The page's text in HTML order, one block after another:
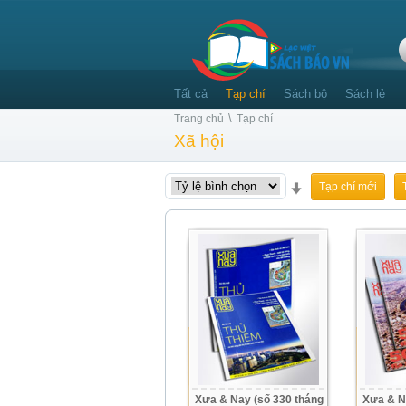
Tất cả Tạp chí Sách bộ Sách lẻ
Trang chủ \ Tạp chí
Xã hội
Tạp chí mới
Xưa & Nay (số 330 tháng Xưa &